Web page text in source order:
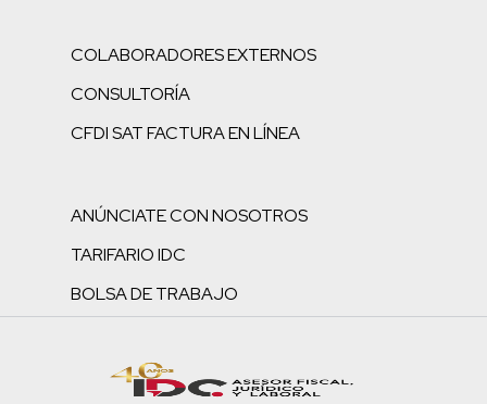
COLABORADORES EXTERNOS
CONSULTORÍA
CFDI SAT FACTURA EN LÍNEA
ANÚNCIATE CON NOSOTROS
TARIFARIO IDC
BOLSA DE TRABAJO